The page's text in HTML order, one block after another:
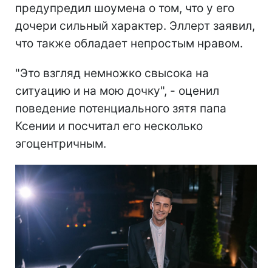
предупредил шоумена о том, что у его
дочери сильный характер. Эллерт заявил,
что также обладает непростым нравом.
"Это взгляд немножко свысока на
ситуацию и на мою дочку", - оценил
поведение потенциального зятя папа
Ксении и посчитал его несколько
эгоцентричным.